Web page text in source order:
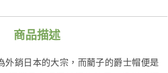
商品描述
外銷日本的大宗，而藺子的爵士帽便是